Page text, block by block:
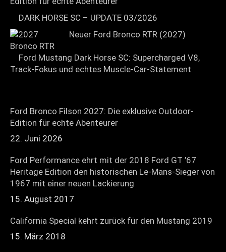
DARK HORSE SC – UPDATE 03/2026
Neuer Ford Bronco RTR (2027)
Ford Mustang Dark Horse SC: Supercharged V8,
Track-Fokus und echtes Muscle-Car-Statement
Ford Bronco Filson 2027: Die exklusive Outdoor-
Edition für echte Abenteurer
22. Juni 2026
Ford Performance ehrt mit der 2018 Ford GT ’67
Heritage Edition den historischen Le-Mans-Sieger von
1967 mit einer neuen Lackierung
15. August 2017
California Special kehrt zurück für den Mustang 2019
15. März 2018